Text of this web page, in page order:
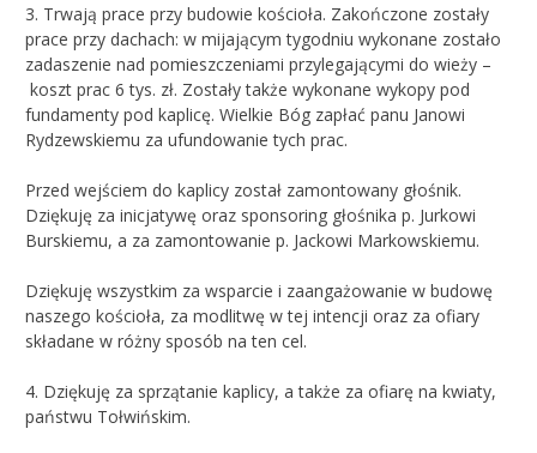
3. Trwają prace przy budowie kościoła. Zakończone zostały
prace przy dachach: w mijającym tygodniu wykonane zostało
zadaszenie nad pomieszczeniami przylegającymi do wieży –
koszt prac 6 tys. zł. Zostały także wykonane wykopy pod
fundamenty pod kaplicę. Wielkie Bóg zapłać panu Janowi
Rydzewskiemu za ufundowanie tych prac.
Przed wejściem do kaplicy został zamontowany głośnik.
Dziękuję za inicjatywę oraz sponsoring głośnika p. Jurkowi
Burskiemu, a za zamontowanie p. Jackowi Markowskiemu.
Dziękuję wszystkim za wsparcie i zaangażowanie w budowę
naszego kościoła, za modlitwę w tej intencji oraz za ofiary
składane w różny sposób na ten cel.
4. Dziękuję za sprzątanie kaplicy, a także za ofiarę na kwiaty,
państwu Tołwińskim.